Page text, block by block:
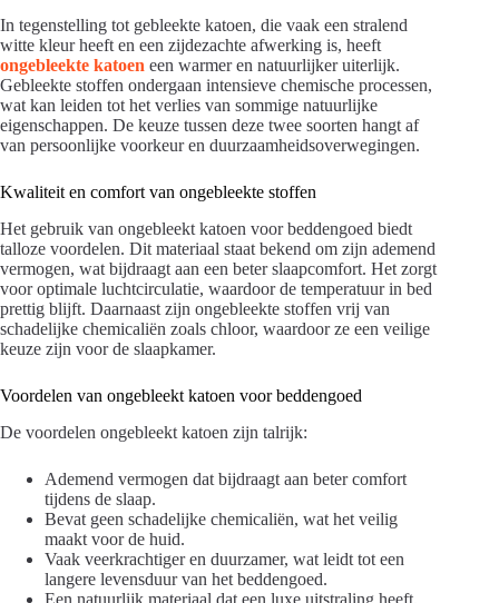
In tegenstelling tot gebleekte katoen, die vaak een stralend
witte kleur heeft en een zijdezachte afwerking is, heeft
ongebleekte katoen een warmer en natuurlijker uiterlijk.
Gebleekte stoffen ondergaan intensieve chemische processen,
wat kan leiden tot het verlies van sommige natuurlijke
eigenschappen. De keuze tussen deze twee soorten hangt af
van persoonlijke voorkeur en duurzaamheidsoverwegingen.
Kwaliteit en comfort van ongebleekte stoffen
Het gebruik van ongebleekt katoen voor beddengoed biedt
talloze voordelen. Dit materiaal staat bekend om zijn ademend
vermogen, wat bijdraagt aan een beter slaapcomfort. Het zorgt
voor optimale luchtcirculatie, waardoor de temperatuur in bed
prettig blijft. Daarnaast zijn ongebleekte stoffen vrij van
schadelijke chemicaliën zoals chloor, waardoor ze een veilige
keuze zijn voor de slaapkamer.
Voordelen van ongebleekt katoen voor beddengoed
De voordelen ongebleekt katoen zijn talrijk:
Ademend vermogen dat bijdraagt aan beter comfort
tijdens de slaap.
Bevat geen schadelijke chemicaliën, wat het veilig
maakt voor de huid.
Vaak veerkrachtiger en duurzamer, wat leidt tot een
langere levensduur van het beddengoed.
Een natuurlijk materiaal dat een luxe uitstraling heeft.